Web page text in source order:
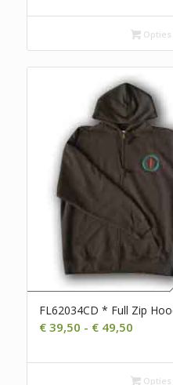
Opties
FL62034CD * Full Zip
€39,50 - €49,50
tot
Opties